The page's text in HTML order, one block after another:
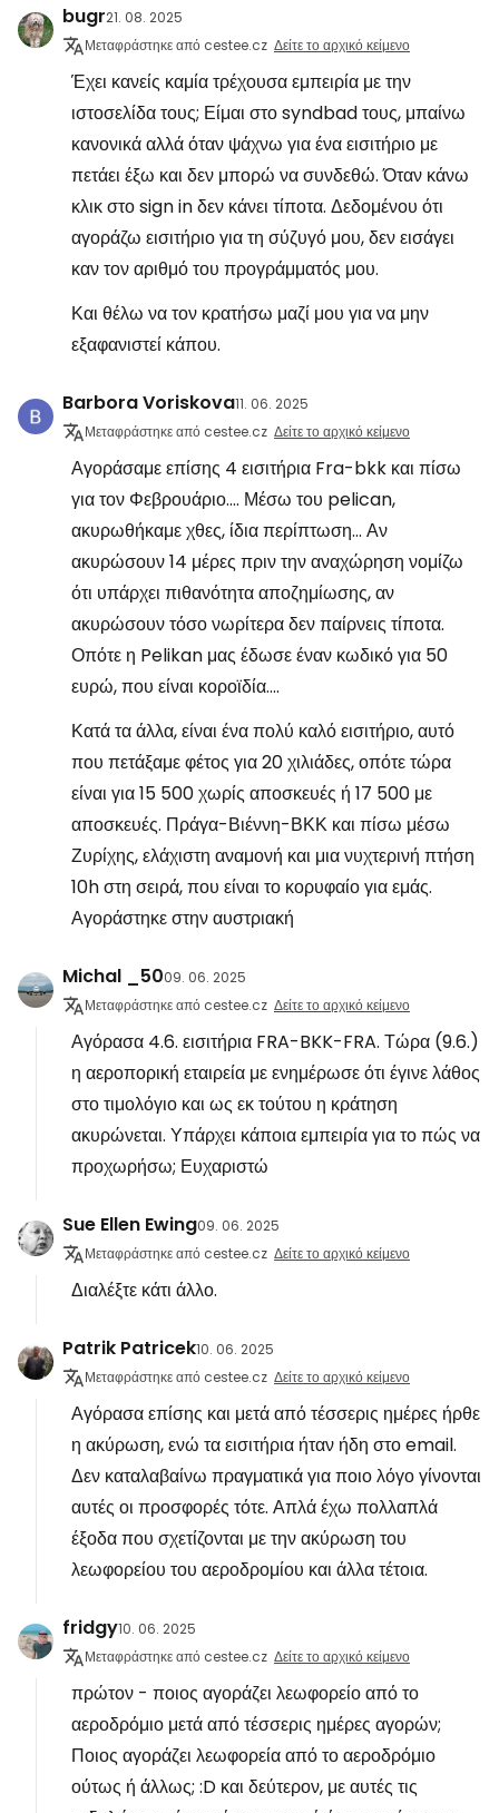
bugr21. 08. 2025
Μεταφράστηκε από cestee.cz Δείτε το αρχικό κείμενο
Έχει κανείς καμία τρέχουσα εμπειρία με την
ιστοσελίδα τους; Είμαι στο syndbad τους, μπαίνω
κανονικά αλλά όταν ψάχνω για ένα εισιτήριο με
πετάει έξω και δεν μπορώ να συνδεθώ. Όταν κάνω
κλικ στο sign in δεν κάνει τίποτα. Δεδομένου ότι
αγοράζω εισιτήριο για τη σύζυγό μου, δεν εισάγει
καν τον αριθμό του προγράμματός μου.
Και θέλω να τον κρατήσω μαζί μου για να μην
εξαφανιστεί κάπου.
Barbora Voriskova11. 06. 2025
Μεταφράστηκε από cestee.cz Δείτε το αρχικό κείμενο
Αγοράσαμε επίσης 4 εισιτήρια Fra-bkk και πίσω
για τον Φεβρουάριο.... Μέσω του pelican,
ακυρωθήκαμε χθες, ίδια περίπτωση... Αν
ακυρώσουν 14 μέρες πριν την αναχώρηση νομίζω
ότι υπάρχει πιθανότητα αποζημίωσης, αν
ακυρώσουν τόσο νωρίτερα δεν παίρνεις τίποτα.
Οπότε η Pelikan μας έδωσε έναν κωδικό για 50
ευρώ, που είναι κοροϊδία....
Κατά τα άλλα, είναι ένα πολύ καλό εισιτήριο, αυτό
που πετάξαμε φέτος για 20 χιλιάδες, οπότε τώρα
είναι για 15 500 χωρίς αποσκευές ή 17 500 με
αποσκευές. Πράγα-Βιέννη-ΒΚΚ και πίσω μέσω
Ζυρίχης, ελάχιστη αναμονή και μια νυχτερινή πτήση
10h στη σειρά, που είναι το κορυφαίο για εμάς.
Αγοράστηκε στην αυστριακή
Michal _5009. 06. 2025
Μεταφράστηκε από cestee.cz Δείτε το αρχικό κείμενο
Αγόρασα 4.6. εισιτήρια FRA-BKK-FRA. Τώρα (9.6.)
η αεροπορική εταιρεία με ενημέρωσε ότι έγινε λάθος
στο τιμολόγιο και ως εκ τούτου η κράτηση
ακυρώνεται. Υπάρχει κάποια εμπειρία για το πώς να
προχωρήσω; Ευχαριστώ
Sue Ellen Ewing09. 06. 2025
Μεταφράστηκε από cestee.cz Δείτε το αρχικό κείμενο
Διαλέξτε κάτι άλλο.
Patrik Patricek10. 06. 2025
Μεταφράστηκε από cestee.cz Δείτε το αρχικό κείμενο
Αγόρασα επίσης και μετά από τέσσερις ημέρες ήρθε
η ακύρωση, ενώ τα εισιτήρια ήταν ήδη στο email.
Δεν καταλαβαίνω πραγματικά για ποιο λόγο γίνονται
αυτές οι προσφορές τότε. Απλά έχω πολλαπλά
έξοδα που σχετίζονται με την ακύρωση του
λεωφορείου του αεροδρομίου και άλλα τέτοια.
fridgy10. 06. 2025
Μεταφράστηκε από cestee.cz Δείτε το αρχικό κείμενο
πρώτον - ποιος αγοράζει λεωφορείο από το
αεροδρόμιο μετά από τέσσερις ημέρες αγορών;
Ποιος αγοράζει λεωφορεία από το αεροδρόμιο
ούτως ή άλλως; :D και δεύτερον, με αυτές τις